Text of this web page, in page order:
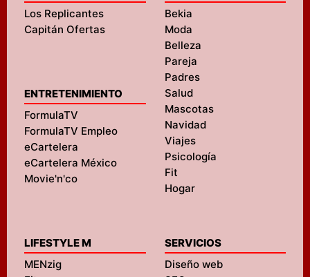
Los Replicantes
Capitán Ofertas
ENTRETENIMIENTO
FormulaTV
FormulaTV Empleo
eCartelera
eCartelera México
Movie'n'co
Bekia
Moda
Belleza
Pareja
Padres
Salud
Mascotas
Navidad
Viajes
Psicología
Fit
Hogar
LIFESTYLE M
MENzig
SERVICIOS
Diseño web